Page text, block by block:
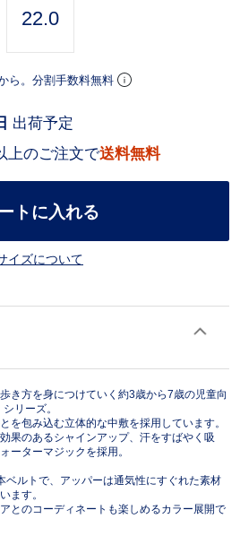
22.0
ら。分割手数料無料
上のご注文で送料無料
出荷予定
トに入れる
イズについて
き方を身につけていく約3歳から7歳の児童向
リーズ。
を包み込む立体的な中敷を採用しています。
果のあるシャインアップ、汗をすばやく吸
ーターマジックを採用。
ベルトで、アッパーは通気性にすぐれた素材
ます。
とのコーディネートも楽しめるカラー展開で